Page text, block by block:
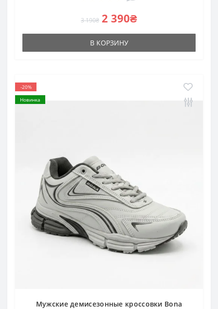
3 190₴ 2 390₴
В КОРЗИНУ
-20%
Новинка
Мужские демисезонные кроссовки Bona